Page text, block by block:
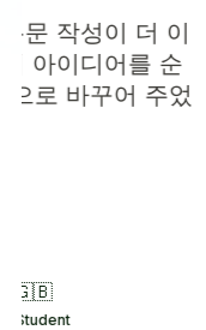
작성이 더 이
이디어를 순
바꾸어 주었